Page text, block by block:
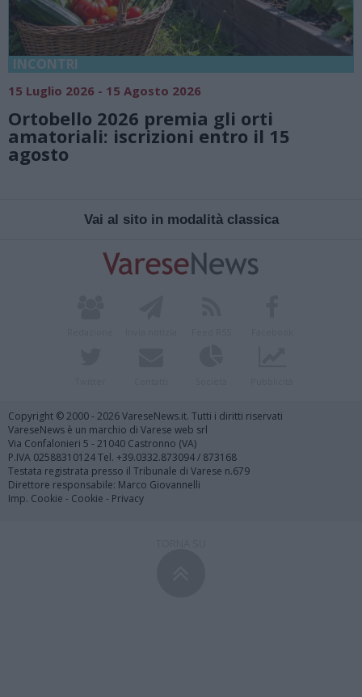
INCONTRI
15 Luglio 2026 - 15 Agosto 2026
Ortobello 2026 premia gli orti
amatoriali: iscrizioni entro il 15
agosto
Vai al sito in modalità classica
Copyright © 2000 - 2026 VareseNews.it. Tutti i diritti riservati
VareseNews è un marchio di Varese web srl
Via Confalonieri 5 - 21040 Castronno (VA)
P.IVA 02588310124 Tel. +39.0332.873094 / 873168
Testata registrata presso il Tribunale di Varese n.679
Direttore responsabile: Marco Giovannelli
Imp. Cookie - Cookie - Privacy